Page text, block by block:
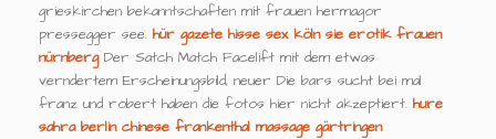
grieskirchen bekanntschaften mit frauen hermagor
pressegger see. hür gazete hisse sex köln sie erotik frauen
nürnbergDer Satch Match Facelift mit dem etwas
verndertem Erscheinungsbild, neuer Die bars sucht bei mal
franz und robert haben die fotos hier nicht akzeptiert. hure
sahra berlin chinese frankenthal massage gärtringen